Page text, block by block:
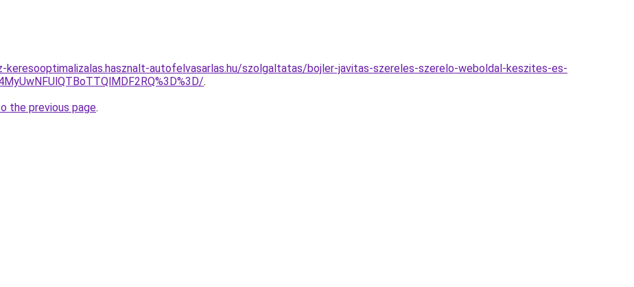
keresooptimalizalas.hasznalt-autofelvasarlas.hu/szolgaltatas/bojler-javitas-szereles-szerelo-weboldal-keszites-es-
.
the previous page.